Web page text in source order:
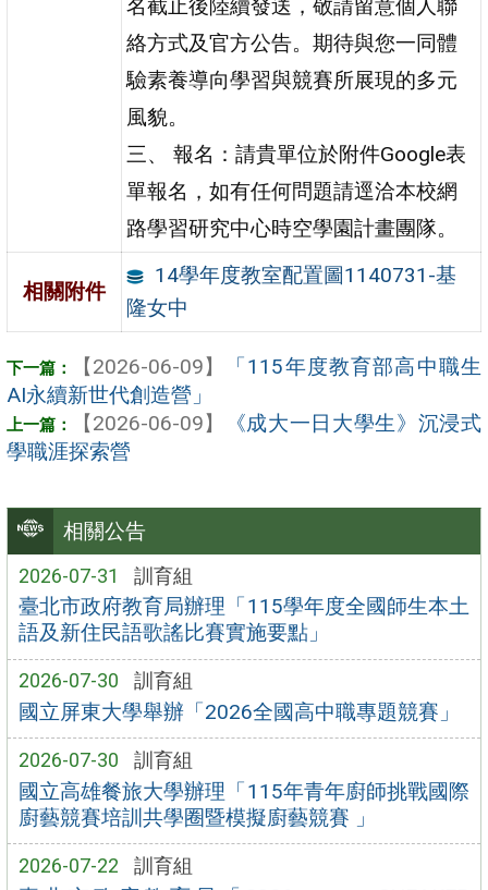
相關公告
2026-07-31 訓育組
臺北市政府教育局辦理「115學年度全國師生本土
語及新住民語歌謠比賽實施要點」
2026-07-30 訓育組
國立屏東大學舉辦「2026全國高中職專題競賽」
2026-07-30 訓育組
國立高雄餐旅大學辦理「115年青年廚師挑戰國際
廚藝競賽培訓共學圈暨模擬廚藝競賽 」
2026-07-22 訓育組
名截止後陸續發送，敬請留意個人聯
絡方式及官方公告。期待與您一同體
驗素養導向學習與競賽所展現的多元
風貌。
三、 報名：請貴單位於附件Google表
單報名，如有任何問題請逕洽本校網
路學習研究中心時空學園計畫團隊。
相關附件
14學年度教室配置圖1140731-基
隆女中
【2026-06-09】
「115年度教育部高中職生
AI永續新世代創造營」
【2026-06-09】
《成大一日大學生》沉浸式
學職涯探索營